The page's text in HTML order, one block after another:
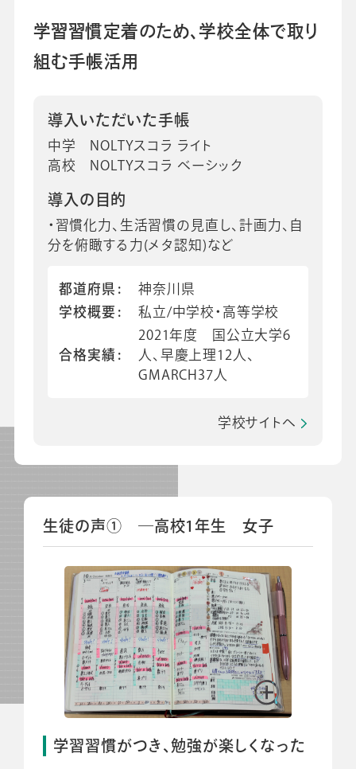
採用情報
ビジネスツール事業 企業情報
学習習慣定着のため、学校全体で取り
組む手帳活用
導入いただいた手帳
中学 NOLTYスコラ ライト
高校 NOLTYスコラ ベーシック
導入の目的
・習慣化力、生活習慣の見直し、計画力、自
分を俯瞰する力(メタ認知)など
都道府県
神奈川県
学校概要
私立/中学校・高等学校
合格実績
2021年度 国公立大学6
人、早慶上理12人、
GMARCH37人
学校サイトへ
生徒の声① ―高校1年生 女子
学習習慣がつき、勉強が楽しくなった